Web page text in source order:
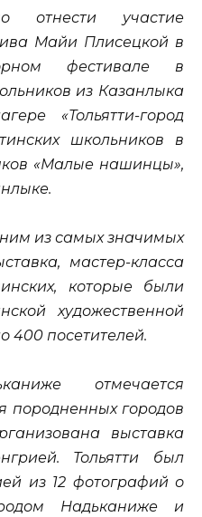
отнести участие
Майи Плисецкой в
фестивале в
из Казанлыка
«Тольятти-город
школьников в
«Малые нашинцы»,
из самых значимых
мастер-класса
которые были
художественной
400 посетителей.
отмечается
породненных городов
выставка
Тольятти был
из 12 фотографий о
Надьканиже и